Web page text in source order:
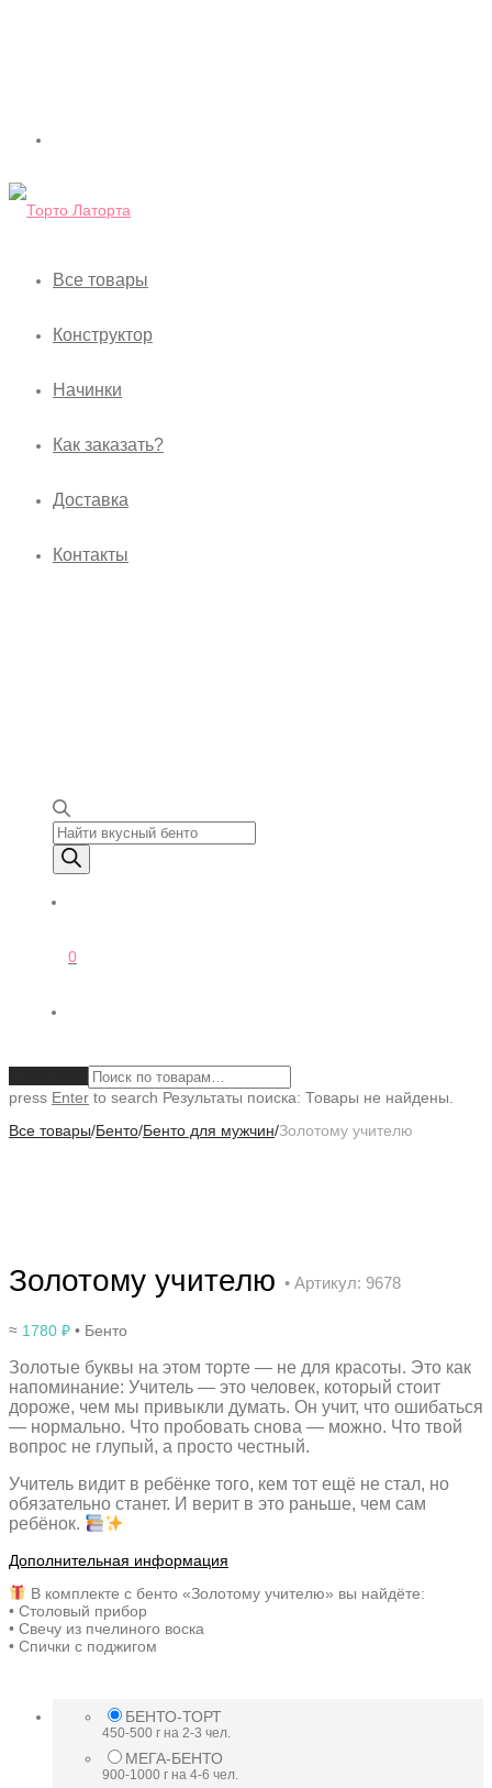
Все товары
Конструктор
Начинки
Как заказать?
Доставка
Контакты
Поиск товаров
0
press Enter to search Результаты поиска: Товары не найдены.
Все товары/Бенто/Бенто для мужчин/Золотому учителю
Золотому учителю • Артикул: 9678
≈ 1780 ₽ • Бенто
Золотые буквы на этом торте — не для красоты. Это как
напоминание: Учитель — это человек, который стоит
дороже, чем мы привыкли думать. Он учит, что ошибаться
— нормально. Что пробовать снова — можно. Что твой
вопрос не глупый, а просто честный.
Учитель видит в ребёнке того, кем тот ещё не стал, но
обязательно станет. И верит в это раньше, чем сам
ребёнок.
Дополнительная информация
В комплекте с бенто «Золотому учителю» вы найдёте:
• Столовый прибор
• Свечу из пчелиного воска
• Спички с поджигом
БЕНТО-ТОРТ
450-500 г на 2-3 чел.
МЕГА-БЕНТО
900-1000 г на 4-6 чел.